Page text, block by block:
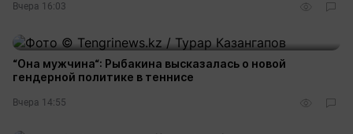
Вчера 16:03
“Она мужчина“: Рыбакина высказалась о новой
гендерной политике в теннисе
Вчера 14:55